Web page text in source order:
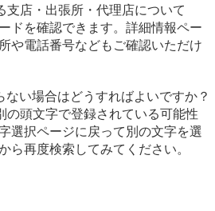
支店・出張所・代理店について
ドを確認できます。詳細情報ペー
や電話番号などもご確認いただけ
ない場合はどうすればよいですか？
の頭文字で登録されている可能性
選択ページに戻って別の文字を選
ら再度検索してみてください。